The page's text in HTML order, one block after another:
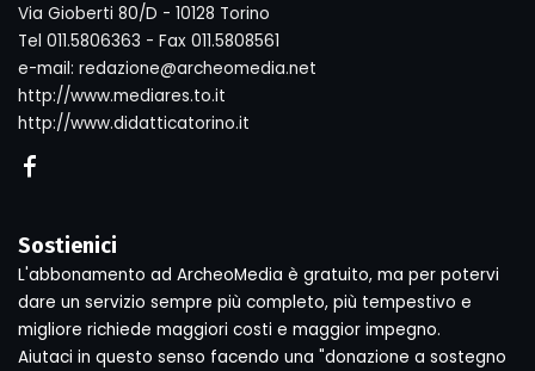
Via Gioberti 80/D - 10128 Torino
Tel 011.5806363 - Fax 011.5808561
e-mail: redazione@archeomedia.net
http://www.mediares.to.it
http://www.didatticatorino.it
Sostienici
L'abbonamento ad ArcheoMedia è gratuito, ma per potervi
dare un servizio sempre più completo, più tempestivo e
migliore richiede maggiori costi e maggior impegno.
Aiutaci in questo senso facendo una "donazione a sostegno